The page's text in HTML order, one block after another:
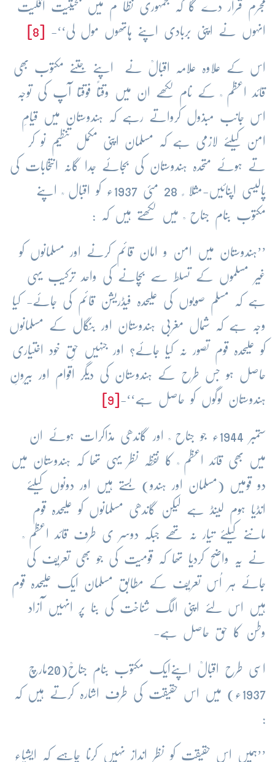
مجرم قرار دے گا کہ جمہوری نظا م میں بحیثیت اقلیت
انہوں نے اپنی بربادی اپنے ہاتھوں مول لی‘‘-
اس کے علاوہ علامہ اقبالؒ نے اپنے جتنے مکتوب بھی
قائد اعظم ؒ کے نام لکھے ان میں وقتاً فوقتا آپ کی توجہ
اس جانب مبذول کرواتے رہے کہ ہندوستان میں قیامِ
امن کیلئے لازمی ہے کہ مسلمان اپنی مکمل تنظیم نو کر
تے ہوئے متحدہ ہندوستان کی بجائے جدا گانہ انتخابات کی
پالیسی اپنائیں-مثلا ً 28 مئی 1937ء کو اقبال ؒ اپنے
مکتوب بنام جناح ؒ میں لکھتے ہیں کہ :
’’ہندوستان میں امن و امان قائم کرنے اور مسلمانوں کو
غیر مسلموں کے تسلط سے بچانے کی واحد ترکیب یہی
ہے کہ مسلم صوبوں کی علیحدہ فیڈریشن قائم کی جائے- کیا
وجہ ہے کہ شمال مغربی ہندوستان اور بنگال کے مسلمانوں
کو علیحدہ قوم تصور نہ کیا جائے؟ اور جنہیں حقِ خود اختیاری
حاصل ہو جس طرح کے ہندوستان کی دیگر اقوام اور بیرونِ
ہندوستان لوگوں کو حاصل ہے‘‘-
ستمبر 1944ء جو جناح ؒ اور گاندھی مذاکرات ہوئے ان
میں بھی قائد اعظم ؒ کا نقظہ نظر یہی تھا کہ ہندوستان میں
دو قومیں (مسلمان اور ہندو) بستے ہیں اور دونوں کیلئے
انڈیا ہوم لینڈ ہے لیکن گاندھی مسلمانوں کو علیحدہ قوم
ماننے کیلئے تیار نہ تھے جبکہ دوسر ی طرف قائد اعظم ؒ
نے یہ واضح کردیا تھا کہ قومیت کی جو بھی تعریف کی
جائے ہر اُس تعریف کے مطابق مسلمان ایک علیحدہ قوم
ہیں اس لئے اپنی الگ شناخت کی بنا پر انہیں آزاد
وطن کا حق حاصل ہے-
اسی طرح اقبالؒ اپنےایک مکتوب بنام جناحؒ(20مارچ
1937ء) میں اس حقیقت کی طرف اشارہ کرتے ہیں کہ
:
’’ہمیں اس حقیقت کو نظر انداز نہیں کرنا چاہیے کہ ایشیاء